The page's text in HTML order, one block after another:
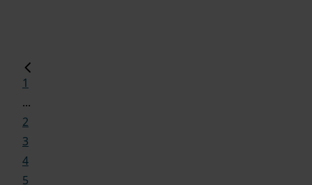
1
...
2
3
4
5